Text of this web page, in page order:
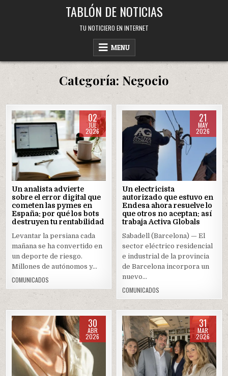
TABLÓN DE NOTICIAS
TU NOTICIERO EN INTERNET
MENU
Categoría: Negocio
02
JUL
2026
Posted
in
Un analista advierte
sobre el error digital que
cometen las pymes en
España: por qué los bots
destruyen tu rentabilidad
Levantar la persiana cada
mañana se ha convertido en
un deporte de riesgo.
Millones de autónomos y…
COMUNICADOS
21
MAY
2026
Posted
in
Un electricista
autorizado que estuvo en
Endesa ahora resuelve lo
que otros no aceptan: así
trabaja Activa Globals
Sabadell (Barcelona) — El
sector eléctrico residencial
e industrial de la provincia
de Barcelona incorpora un
nuevo…
COMUNICADOS
30
ABR
2026
Posted
in
31
MAR
2026
Posted
in